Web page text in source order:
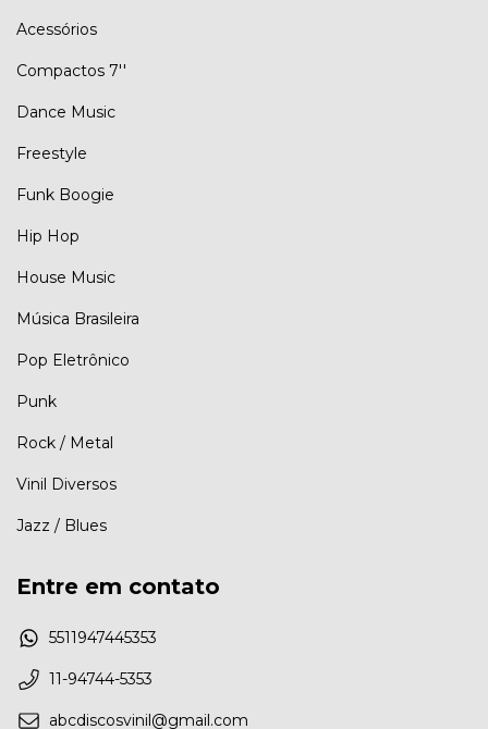
Acessórios
Compactos 7''
Dance Music
Freestyle
Funk Boogie
Hip Hop
House Music
Música Brasileira
Pop Eletrônico
Punk
Rock / Metal
Vinil Diversos
Jazz / Blues
Entre em contato
5511947445353
11-94744-5353
abcdiscosvinil@gmail.com